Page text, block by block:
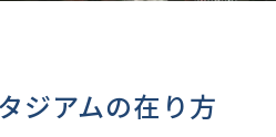
ジアムの在り方